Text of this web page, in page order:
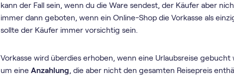
kann der Fall sein, wenn du die Ware sendest, der Käufer aber
immer dann geboten, wenn ein Online-Shop die Vorkasse als
sollte der Käufer immer vorsichtig sein.
Vorkasse wird überdies erhoben, wenn eine Urlaubsreise
um eineAnzahlung, die aber nicht den gesamten Reisepreis